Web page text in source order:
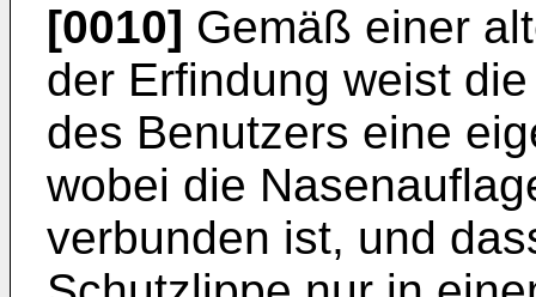
[0010] Gemäß einer
der Erfindung weist
des Benutzers eine
wobei die
verbunden ist, und